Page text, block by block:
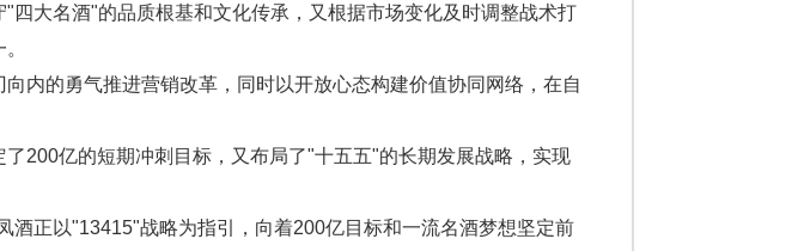
"四大名酒"的品质根基和文化传承，又根据市场变化及时调整战术打
向内的勇气推进营销改革，同时以开放心态构建价值协同网络，在自
了200亿的短期冲刺目标，又布局了"十五五"的长期发展战略，实现
酒正以"13415"战略为指引，向着200亿目标和一流名酒梦想坚定前